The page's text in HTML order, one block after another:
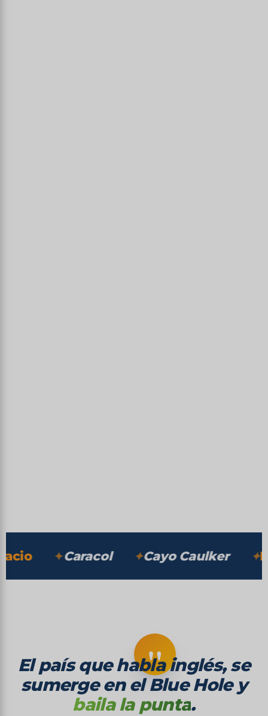
Caracol Cayo Caulker
"
El país que habla inglés, se
sumerge en el Blue Hole y
baila la punta.